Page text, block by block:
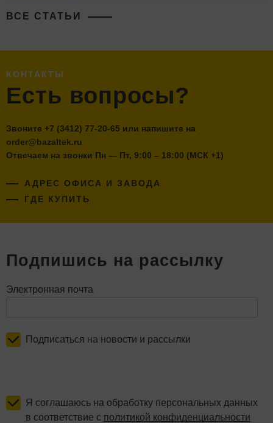
ВСЕ СТАТЬИ
КОНТАКТЫ
Есть вопросы?
Звоните +7 (3412) 77-20-65 или напишите на
order@bazaltek.ru
Отвечаем на звонки Пн — Пт, 9:00 – 18:00 (МСК +1)
АДРЕС ОФИСА И ЗАВОДА
ГДЕ КУПИТЬ
Подпишись на рассылку
Электронная почта
Подписаться на новости и рассылки
Я соглашаюсь на обработку персональных данных
в соответствие с политикой конфиденциальности